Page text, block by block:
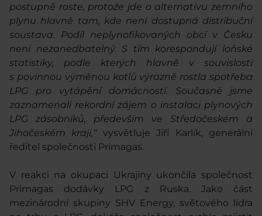
postupně roste, protože jde o alternativu zemního
plynu hlavně tam, kde není dostupná distribuční
soustava. Podíl neplynofikovaných obcí v Česku
není nezanedbatelný. S tím korespondují loňské
statistiky, podle kterých hlavně v souvislosti
s povinnou výměnou kotlů výrazně rostla spotřeba
LPG pro vytápění domácností. Současně jsme
zaznamenali rekordní zájem o instalaci plynových
LPG zásobníků, především ve Středočeském a
Jihočeském kraji,“vysvětluje Jiří Karlík, generální
ředitel společnosti Primagas.
V reakci na okupaci Ukrajiny ukončila společnost
Primagas dodávky LPG z Ruska. Jako část
mezinárodní skupiny SHV Energy, světového lídra